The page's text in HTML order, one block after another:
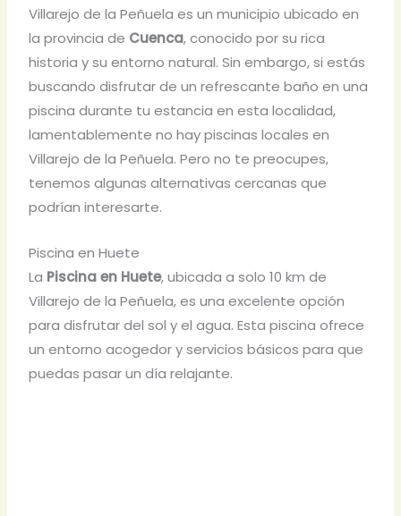
Villarejo de la Peñuela es un municipio ubicado en
la provincia de Cuenca, conocido por su rica
historia y su entorno natural. Sin embargo, si estás
buscando disfrutar de un refrescante baño en una
piscina durante tu estancia en esta localidad,
lamentablemente no hay piscinas locales en
Villarejo de la Peñuela. Pero no te preocupes,
tenemos algunas alternativas cercanas que
podrían interesarte.
Piscina en Huete
La Piscina en Huete, ubicada a solo 10 km de
Villarejo de la Peñuela, es una excelente opción
para disfrutar del sol y el agua. Esta piscina ofrece
un entorno acogedor y servicios básicos para que
puedas pasar un día relajante.